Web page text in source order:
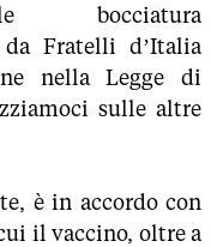
bocciatura
da Fratelli d’Italia
nella Legge di
sulle altre
è in accordo con
il vaccino, oltre a